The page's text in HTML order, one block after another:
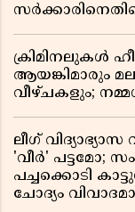
ക്രിമിനലുകൾ
ആയങ്കിമാരും
വീഴ്ചകളും;
ലീഗ്
'വീർ' പട്ടമോ;
പച്ചക്കൊടി
ചോദ്യം